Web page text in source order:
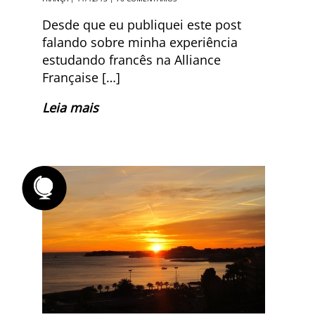
Desde que eu publiquei este post
falando sobre minha experiência
estudando francês na Alliance
Française […]
Leia mais